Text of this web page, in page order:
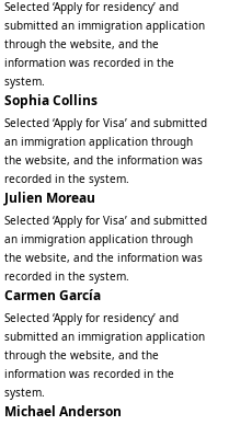
Selected ‘Apply for residency’ and
submitted an immigration application
through the website, and the
information was recorded in the
system.
Sophia Collins
Selected ‘Apply for Visa’ and submitted
an immigration application through
the website, and the information was
recorded in the system.
Julien Moreau
Selected ‘Apply for Visa’ and submitted
an immigration application through
the website, and the information was
recorded in the system.
Carmen García
Selected ‘Apply for residency’ and
submitted an immigration application
through the website, and the
information was recorded in the
system.
Michael Anderson